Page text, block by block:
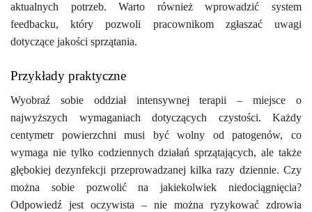
aktualnych potrzeb. Warto również wprowadzić system
feedbacku, który pozwoli pracownikom zgłaszać uwagi
dotyczące jakości sprzątania.
Przykłady praktyczne
Wyobraź sobie oddział intensywnej terapii – miejsce o
najwyższych wymaganiach dotyczących czystości. Każdy
centymetr powierzchni musi być wolny od patogenów, co
wymaga nie tylko codziennych działań sprzątających, ale także
głębokiej dezynfekcji przeprowadzanej kilka razy dziennie. Czy
można sobie pozwolić na jakiekolwiek niedociągnięcia?
Odpowiedź jest oczywista – nie można ryzykować zdrowia